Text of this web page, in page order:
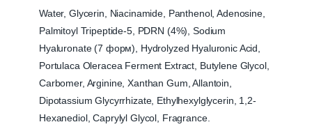
Water, Glycerin, Niacinamide, Panthenol, Adenosine,
Palmitoyl Tripeptide-5, PDRN (4%), Sodium
Hyaluronate (7 форм), Hydrolyzed Hyaluronic Acid,
Portulaca Oleracea Ferment Extract, Butylene Glycol,
Carbomer, Arginine, Xanthan Gum, Allantoin,
Dipotassium Glycyrrhizate, Ethylhexylglycerin, 1,2-
Hexanediol, Caprylyl Glycol, Fragrance.